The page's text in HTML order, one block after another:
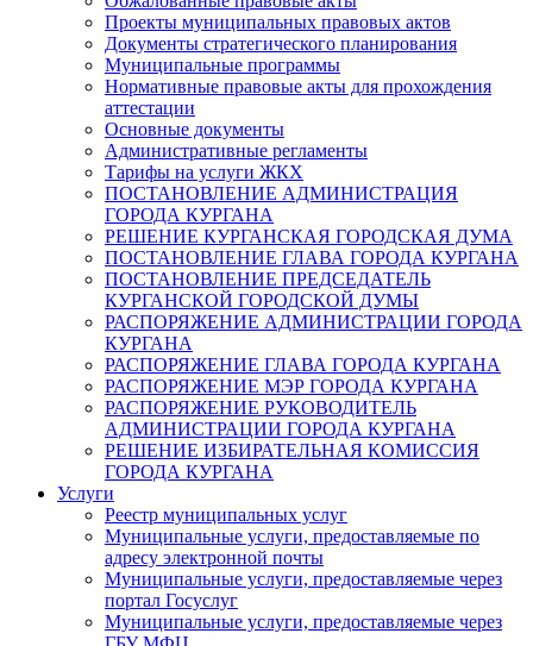
Проекты муниципальных правовых актов
Документы стратегического планирования
Муниципальные программы
Нормативные правовые акты для прохождения
аттестации
Основные документы
Административные регламенты
Тарифы на услуги ЖКХ
ПОСТАНОВЛЕНИЕ АДМИНИСТРАЦИЯ
ГОРОДА КУРГАНА
РЕШЕНИЕ КУРГАНСКАЯ ГОРОДСКАЯ ДУМА
ПОСТАНОВЛЕНИЕ ГЛАВА ГОРОДА КУРГАНА
ПОСТАНОВЛЕНИЕ ПРЕДСЕДАТЕЛЬ
КУРГАНСКОЙ ГОРОДСКОЙ ДУМЫ
РАСПОРЯЖЕНИЕ АДМИНИСТРАЦИИ ГОРОДА
КУРГАНА
РАСПОРЯЖЕНИЕ ГЛАВА ГОРОДА КУРГАНА
РАСПОРЯЖЕНИЕ МЭР ГОРОДА КУРГАНА
РАСПОРЯЖЕНИЕ РУКОВОДИТЕЛЬ
АДМИНИСТРАЦИИ ГОРОДА КУРГАНА
РЕШЕНИЕ ИЗБИРАТЕЛЬНАЯ КОМИССИЯ
ГОРОДА КУРГАНА
Услуги
Реестр муниципальных услуг
Муниципальные услуги, предоставляемые по
адресу электронной почты
Муниципальные услуги, предоставляемые через
портал Госуслуг
Муниципальные услуги, предоставляемые через